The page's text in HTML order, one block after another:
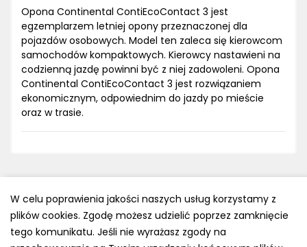
Opona Continental ContiEcoContact 3 jest
egzemplarzem letniej opony przeznaczonej dla
pojazdów osobowych. Model ten zaleca się kierowcom
samochodów kompaktowych. Kierowcy nastawieni na
codzienną jazdę powinni być z niej zadowoleni. Opona
Continental ContiEcoContact 3 jest rozwiązaniem
ekonomicznym, odpowiednim do jazdy po mieście
oraz w trasie.
Polityka prywatności
W celu poprawienia jakości naszych usług korzystamy z
plików cookies. Zgodę możesz udzielić poprzez zamknięcie
tego komunikatu. Jeśli nie wyrażasz zgody na